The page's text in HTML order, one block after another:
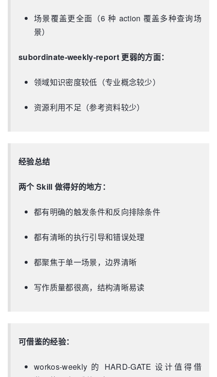
场景覆盖更全面（6 种 action 覆盖多种查询场
景）
subordinate-weekly-report 更弱的方面：
领域知识密度较低（专业概念较少）
资源利用不足（参考资料较少）
经验总结
两个 Skill 做得好的地方：
都有明确的触发条件和反向排除条件
都有清晰的执行引导和错误处理
都聚焦于单一场景，边界清晰
写作质量都很高，结构清晰易读
可借鉴的经验：
workos-weekly 的 HARD-GATE 设计值得借